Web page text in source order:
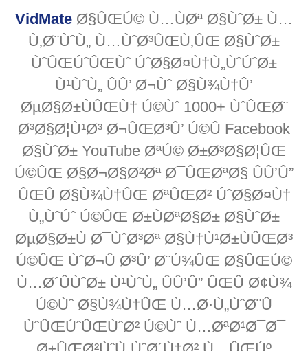
VidMate Ø§ÛŒÚ© Ù…ÙØª Ø§ÙˆØ± Ù…
Ù‚Ø¨ÙˆÙ„ Ù…ÙˆØ³ÛŒÙ‚ÛŒ Ø§ÙˆØ±
ÙˆÛŒÚˆÛŒÙˆ ÚˆØ§Ø¤Ù†Ù„ÙˆÚˆØ±
Ù¹ÙˆÙ„ ÛÛ’ Ø¬Ùˆ Ø§Ù¾Ù†Û’
ØµØ§Ø±ÙÛŒÙ† Ú©Ùˆ 1000+ ÙˆÛŒØ¨
Ø³Ø§Ø¦Ù¹Ø³ Ø¬ÛŒØ³Û’ Ú©Û Facebook
Ø§ÙˆØ± YouTube ØªÚ© Ø±Ø³Ø§Ø¦ÛŒ
Ú©ÛŒ Ø§Ø¬Ø§Ø²Øª Ø¯ÛŒØªØ§ ÛÛ’Û”
ÛŒÛ Ø§Ù¾Ù†ÛŒ ØªÛŒØ² ÚˆØ§Ø¤Ù†
Ù„ÙˆÚˆ Ú©ÛŒ Ø±ÙØªØ§Ø± Ø§ÙˆØ±
ØµØ§Ø±Ù Ø¯ÙˆØ³Øª Ø§Ù†Ù¹Ø±ÙÛŒØ³
Ú©ÛŒ ÙˆØ¬Û Ø³Û’ Ø¨Ú¾ÛŒ Ø§ÛŒÚ©
Ù…Ø´ÛÙˆØ± Ù¹ÙˆÙ„ ÛÛ’Û” ÛŒÛ Ø¢Ù¾
Ú©Ùˆ Ø§Ù¾Ù†ÛŒ Ù…Ø·Ù„ÙˆØ¨Û
ÙˆÛŒÚˆÛŒÙˆØ² Ú©Ùˆ Ù…ØªØ¹Ø¯Ø¯